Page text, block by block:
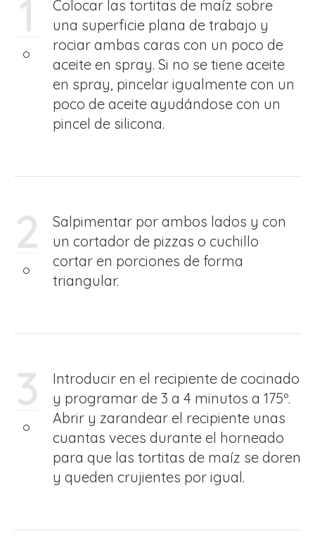
1
Colocar las tortitas de maíz sobre
una superficie plana de trabajo y
rociar ambas caras con un poco de
aceite en spray. Si no se tiene aceite
en spray, pincelar igualmente con un
poco de aceite ayudándose con un
pincel de silicona.
2
Salpimentar por ambos lados y con
un cortador de pizzas o cuchillo
cortar en porciones de forma
triangular.
3
Introducir en el recipiente de cocinado
y programar de 3 a 4 minutos a 175º.
Abrir y zarandear el recipiente unas
cuantas veces durante el horneado
para que las tortitas de maíz se doren
y queden crujientes por igual.